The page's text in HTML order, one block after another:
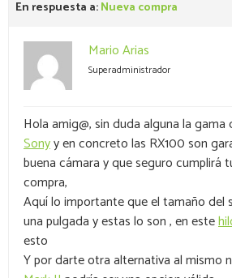
En respuesta a:Nueva compra
Mario Arias
Superadministrador
Hola amig@, sin duda alguna la gama
Sonyy en concreto las RX100 son
buena cámara y que seguro cumplirá
compra,
Aquí lo importante que el tamaño del
una pulgada y estas lo son , en este
esto
Y por darte otra alternativa al mismo